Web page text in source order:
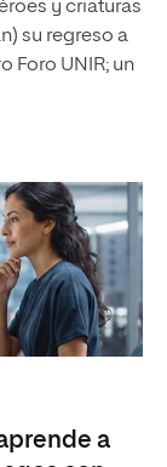
y criaturas
su regreso a
Foro UNIR; un
a